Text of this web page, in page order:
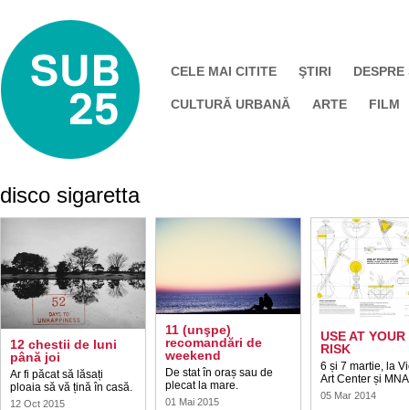
CELE MAI CITITE ŞTIRI DESPRE
CULTURĂ URBANĂ ARTE FILM
disco sigaretta
12 chestii de luni
până joi
Ar fi păcat să lăsați
ploaia să vă țină în casă.
12 Oct 2015
11 (unşpe)
recomandări de
weekend
De stat în oraș sau de
plecat la mare.
01 Mai 2015
USE AT YOUR
RISK
6 și 7 martie, la
Art Center și
05 Mar 2014